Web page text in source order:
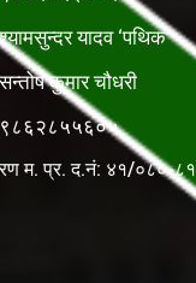
श्यामसुन्दर यादव ‘पथिक’
सन्तोष कुमार चौधरी
९८६२८५५६०५
म. प्र. द.नं: ४१/०८०-८१